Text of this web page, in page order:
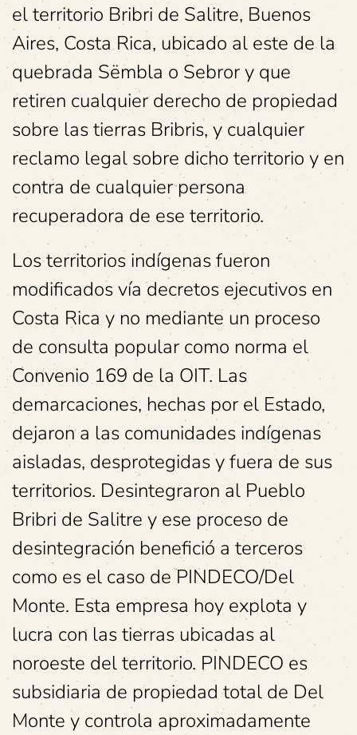
el territorio Bribri de Salitre, Buenos
Aires, Costa Rica, ubicado al este de la
quebrada Sëmbla o Sebror y que
retiren cualquier derecho de propiedad
sobre las tierras Bribris, y cualquier
reclamo legal sobre dicho territorio y en
contra de cualquier persona
recuperadora de ese territorio.
Los territorios indígenas fueron
modificados vía decretos ejecutivos en
Costa Rica y no mediante un proceso
de consulta popular como norma el
Convenio 169 de la OIT. Las
demarcaciones, hechas por el Estado,
dejaron a las comunidades indígenas
aisladas, desprotegidas y fuera de sus
territorios. Desintegraron al Pueblo
Bribri de Salitre y ese proceso de
desintegración benefició a terceros
como es el caso de PINDECO/Del
Monte. Esta empresa hoy explota y
lucra con las tierras ubicadas al
noroeste del territorio. PINDECO es
subsidiaria de propiedad total de Del
Monte y controla aproximadamente